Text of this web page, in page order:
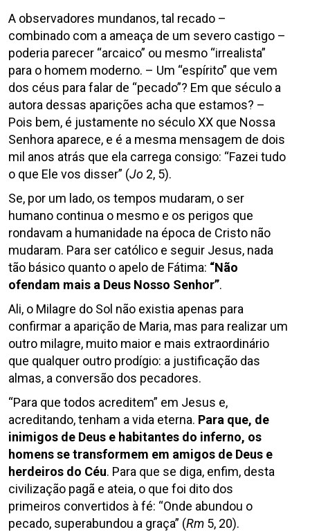
A observadores mundanos, tal recado –
combinado com a ameaça de um severo castigo –
poderia parecer “arcaico” ou mesmo “irrealista”
para o homem moderno. – Um “espírito” que vem
dos céus para falar de “pecado”? Em que século a
autora dessas aparições acha que estamos? –
Pois bem, é justamente no século XX que Nossa
Senhora aparece, e é a mesma mensagem de dois
mil anos atrás que ela carrega consigo: “Fazei tudo
o que Ele vos disser” (Jo 2, 5).
Se, por um lado, os tempos mudaram, o ser
humano continua o mesmo e os perigos que
rondavam a humanidade na época de Cristo não
mudaram. Para ser católico e seguir Jesus, nada
tão básico quanto o apelo de Fátima: “Não
ofendam mais a Deus Nosso Senhor”.
Ali, o Milagre do Sol não existia apenas para
confirmar a aparição de Maria, mas para realizar um
outro milagre, muito maior e mais extraordinário
que qualquer outro prodígio: a justificação das
almas, a conversão dos pecadores.
“Para que todos acreditem” em Jesus e,
acreditando, tenham a vida eterna. Para que, de
inimigos de Deus e habitantes do inferno, os
homens se transformem em amigos de Deus e
herdeiros do Céu. Para que se diga, enfim, desta
civilização pagã e ateia, o que foi dito dos
primeiros convertidos à fé: “Onde abundou o
pecado, superabundou a graça” (Rm 5, 20).